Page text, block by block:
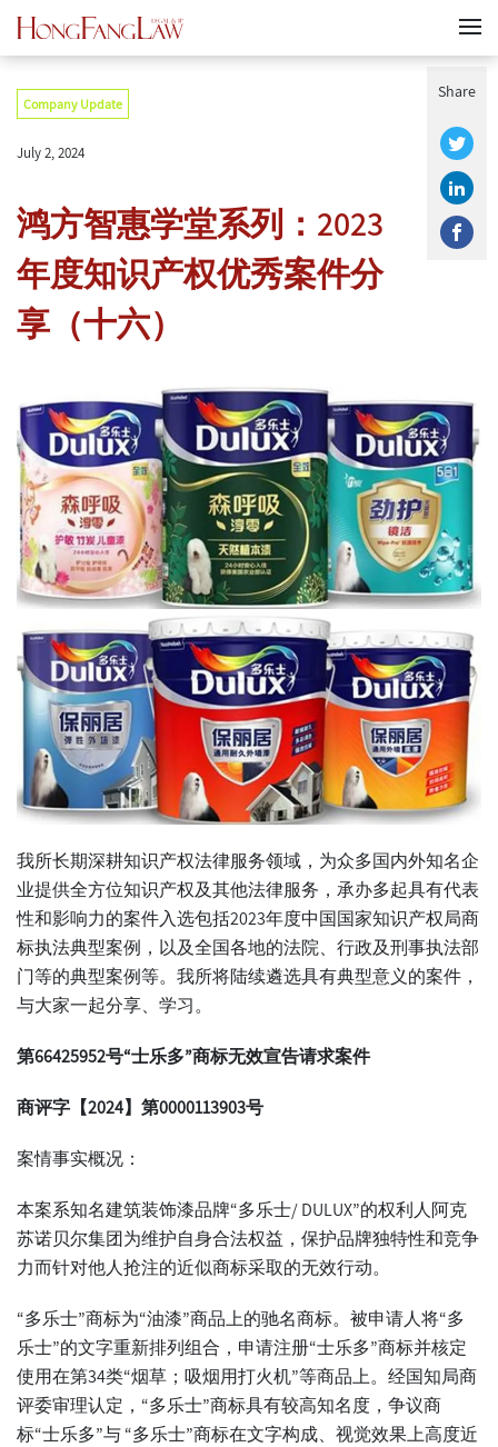
Share
Company Update
July 2, 2024
鸿方智惠学堂系列：2023
年度知识产权优秀案件分
享（十六）
我所长期深耕知识产权法律服务领域，为众多国内外知名企
业提供全方位知识产权及其他法律服务，承办多起具有代表
性和影响力的案件入选包括2023年度中国国家知识产权局商
标执法典型案例，以及全国各地的法院、行政及刑事执法部
门等的典型案例等。我所将陆续遴选具有典型意义的案件，
与大家一起分享、学习。
第66425952号“士乐多”商标无效宣告请求案件
商评字【2024】第0000113903号
案情事实概况：
本案系知名建筑装饰漆品牌“多乐士/ DULUX”的权利人阿克
苏诺贝尔集团为维护自身合法权益，保护品牌独特性和竞争
力而针对他人抢注的近似商标采取的无效行动。
“多乐士”商标为“油漆”商品上的驰名商标。被申请人将“多
乐士”的文字重新排列组合，申请注册“士乐多”商标并核定
使用在第34类“烟草；吸烟用打火机”等商品上。经国知局商
评委审理认定，“多乐士”商标具有较高知名度，争议商
标“士乐多”与 “多乐士”商标在文字构成、视觉效果上高度近